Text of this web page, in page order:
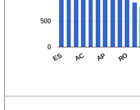
ES AC AP RO
0
500